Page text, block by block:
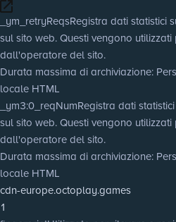
_ym_retryReqsRegistra dati statistici
sul sito web. Questi vengono
dall'operatore del sito.
Durata massima di archiviazione:
locale HTML
_ym3:0_reqNumRegistra dati
sul sito web. Questi vengono
dall'operatore del sito.
Durata massima di archiviazione:
locale HTML
cdn-europe.octoplay.games
1